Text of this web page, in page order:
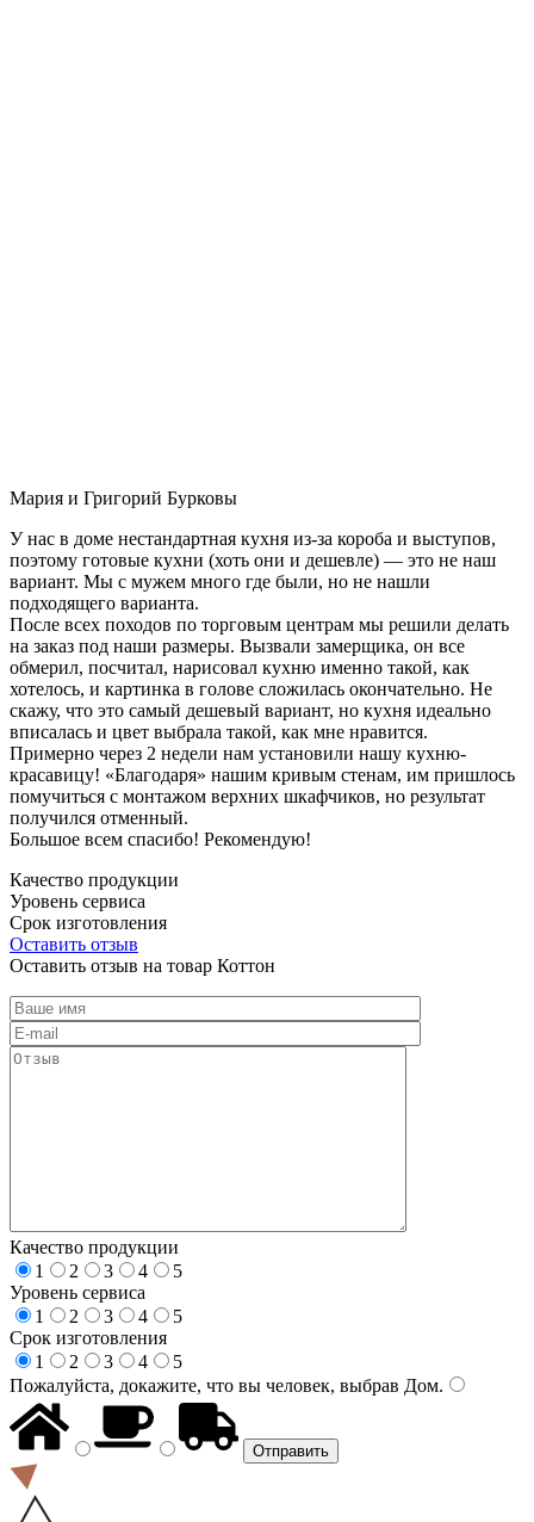
Мария и Григорий Бурковы
У нас в доме нестандартная кухня из-за короба и выступов,
поэтому готовые кухни (хоть они и дешевле) — это не наш
вариант. Мы с мужем много где были, но не нашли
подходящего варианта.
После всех походов по торговым центрам мы решили делать
на заказ под наши размеры. Вызвали замерщика, он все
обмерил, посчитал, нарисовал кухню именно такой, как
хотелось, и картинка в голове сложилась окончательно. Не
скажу, что это самый дешевый вариант, но кухня идеально
вписалась и цвет выбрала такой, как мне нравится.
Примерно через 2 недели нам установили нашу кухню-
красавицу! «Благодаря» нашим кривым стенам, им пришлось
помучиться с монтажом верхних шкафчиков, но результат
получился отменный.
Большое всем спасибо! Рекомендую!
Качество продукции
Уровень сервиса
Срок изготовления
Оставить отзыв
Оставить отзыв на товар Коттон
Качество продукции
1
2 3 4
5
Уровень сервиса
1
2 3 4
5
Срок изготовления
1
2 3 4
5
Пожалуйста, докажите, что вы человек, выбрав Дом.